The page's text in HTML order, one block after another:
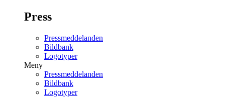
Press
Pressmeddelanden
Bildbank
Logotyper
Meny
Pressmeddelanden
Bildbank
Logotyper